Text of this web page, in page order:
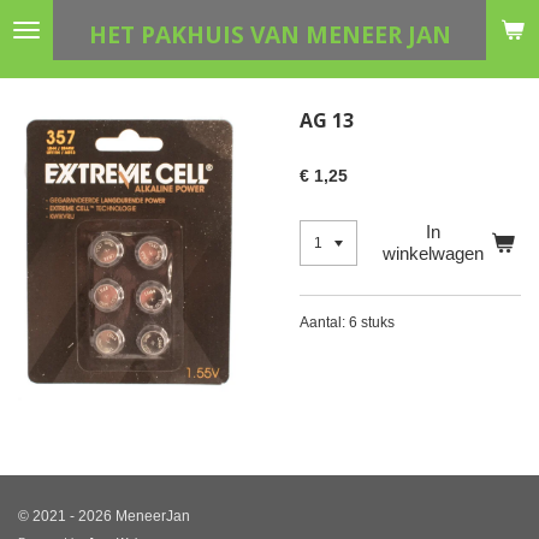
Ga
hoofdinhoud
HET PAKHUIS VAN MENEER JAN
AG 13
€ 1,25
In
winkelwagen
Aantal: 6 stuks
© 2021 - 2026 MeneerJan